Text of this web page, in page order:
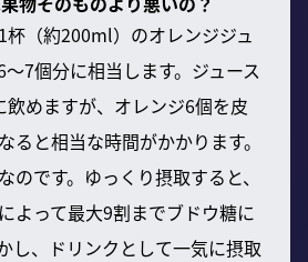
（約200ml）のオレンジジュ
7個分に相当します。ジュース
めますが、オレンジ6個を皮
ると相当な時間がかかります。
のです。ゆっくり摂取すると、
よって最大9割までブドウ糖に
し、ドリンクとして一気に摂取